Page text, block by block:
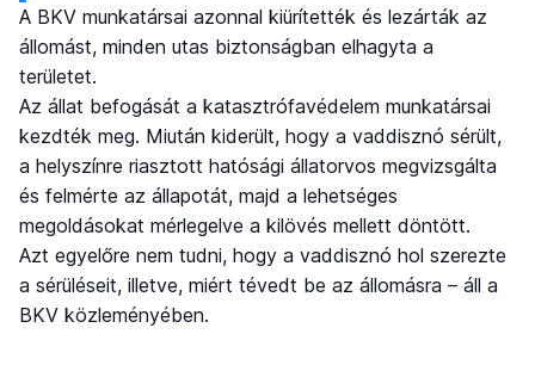
A BKV munkatársai azonnal kiürítették és lezárták az
állomást, minden utas biztonságban elhagyta a
területet.
Az állat befogását a katasztrófavédelem munkatársai
kezdték meg. Miután kiderült, hogy a vaddisznó sérült,
a helyszínre riasztott hatósági állatorvos megvizsgálta
és felmérte az állapotát, majd a lehetséges
megoldásokat mérlegelve a kilövés mellett döntött.
Azt egyelőre nem tudni, hogy a vaddisznó hol szerezte
a sérüléseit, illetve, miért tévedt be az állomásra – áll a
BKV közleményében.